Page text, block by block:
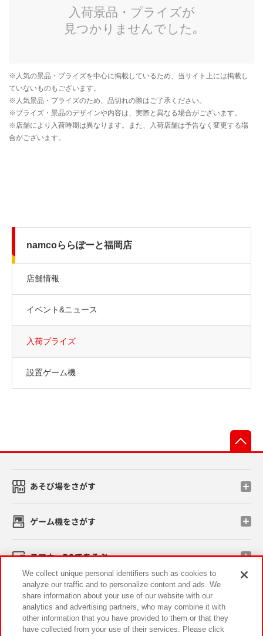
namcoららぽーと福岡店
店舗情報
イベント&ニュース
入荷プライズ
設置ゲーム機
あそび場をさがす
ゲーム機をさがす
スマホ・PCであそぶ
イベント・キャンペーン
We collect unique personal identifiers such as cookies to
analyze our traffic and to personalize content and ads. We
share information about your use of our website with our
analytics and advertising partners, who may combine it with
other information that you have provided to them or that they
have collected from your use of their services. Please click